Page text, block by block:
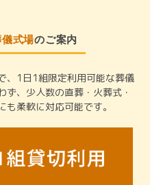
式場のご案内
、1日1組限定利用可能な葬儀
、少人数の直葬・火葬式・
柔軟に対応可能です。